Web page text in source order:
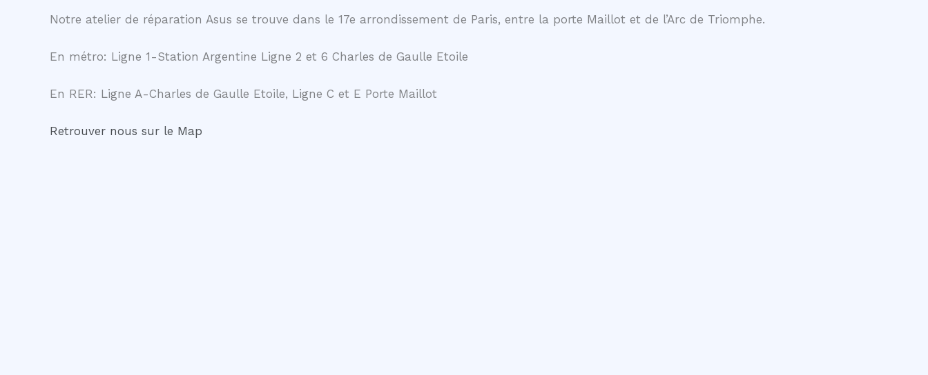
Notre atelier de réparation Asus se trouve dans le 17e arrondissement de Paris, entre la porte Maillot et de l’Arc de Triomphe.
En métro: Ligne 1-Station Argentine Ligne 2 et 6 Charles de Gaulle Etoile
En RER: Ligne A-Charles de Gaulle Etoile, Ligne C et E Porte Maillot
Retrouver nous sur le Map